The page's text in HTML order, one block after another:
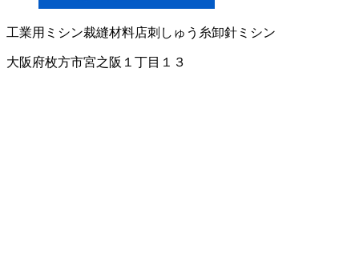
工業用ミシン裁縫材料店刺しゅう糸卸針 ミシン
大阪府枚方市宮之阪１丁目１３